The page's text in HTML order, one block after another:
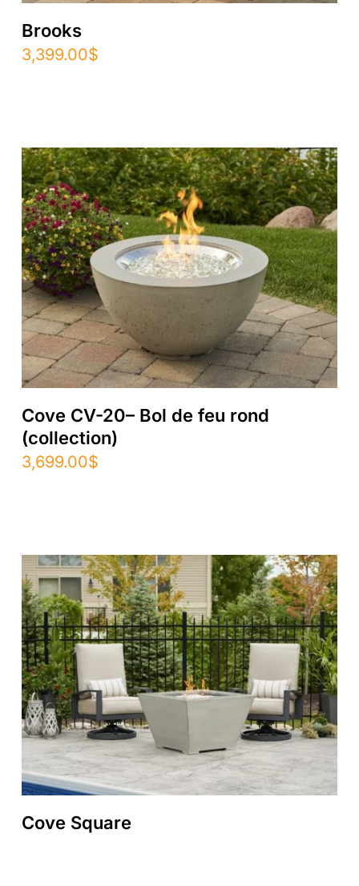
Brooks
3,399.00$
Cove CV-20– Bol de feu rond
(collection)
3,699.00$
Cove Square